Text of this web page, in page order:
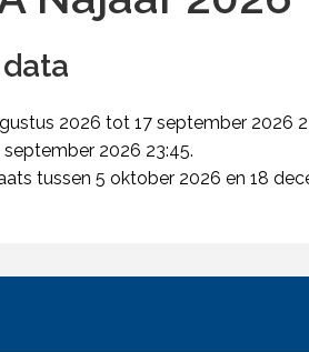
2026 tot 17 september 2026
2026 23:45.
tussen 5 oktober 2026 en 18